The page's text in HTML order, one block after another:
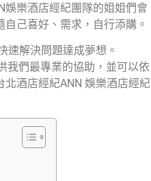
娛樂酒店經紀團隊的姐姐們會
己喜好、需求，自行添購。
速解決問題達成夢想。
我們最專業的協助，並可以依
酒店經紀ANN 娛樂酒店經紀